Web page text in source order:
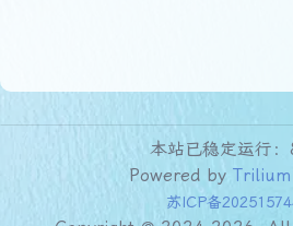
本站已稳定运行
Powered by Trilium
苏ICP备